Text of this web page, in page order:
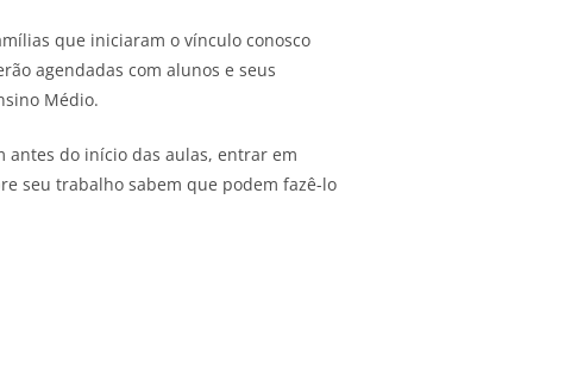
que iniciaram o vínculo conosco
agendadas com alunos e seus
Médio.
antes do início das aulas, entrar em
seu trabalho sabem que podem fazê-lo